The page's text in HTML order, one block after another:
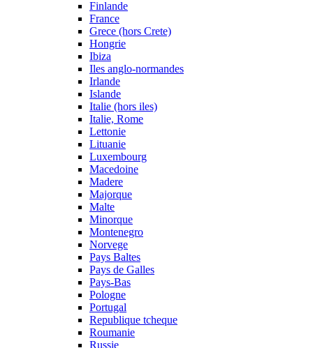
Finlande
France
Grece (hors Crete)
Hongrie
Ibiza
Iles anglo-normandes
Irlande
Islande
Italie (hors iles)
Italie, Rome
Lettonie
Lituanie
Luxembourg
Macedoine
Madere
Majorque
Malte
Minorque
Montenegro
Norvege
Pays Baltes
Pays de Galles
Pays-Bas
Pologne
Portugal
Republique tcheque
Roumanie
Russie